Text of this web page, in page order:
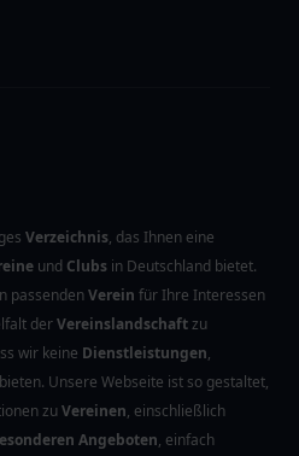
Verzeichnis, das Ihnen eine
und Clubs in Deutschland bietet.
passendenVerein für Ihre Interessen
derVereinslandschaftzu
wir keine Dienstleistungen,
Unsere Webseite ist so gestaltet,
zu Vereinen, einschließlich
Angeboten, einfach